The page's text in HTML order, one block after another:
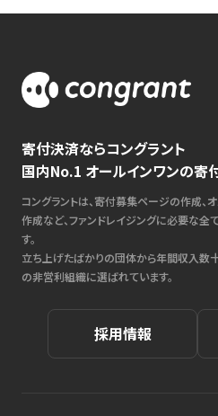
寄付決済ならコングラント
国内No.1 オールインワンの寄
コングラントは、寄付募集ページの作成、
作成など、ファンドレイジングに必要な
す。
立ち上げたばかりの団体から年間収入数
の非営利組織に選ばれています。
採用情報